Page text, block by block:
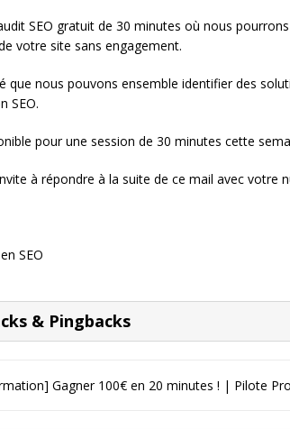
SEO gratuit de 30 minutes où nous
votre site sans engagement.
que nous pouvons ensemble identifier des
SEO.
pour une session de 30 minutes cette
à répondre à la suite de ce mail avec votre
SEO
& Pingbacks
Gagner 100€ en 20 minutes ! | Pilote Pro